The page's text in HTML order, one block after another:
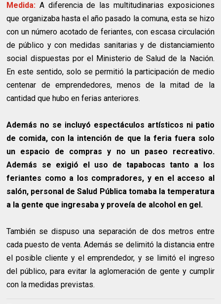
Medida:A diferencia de las multitudinarias exposiciones
que organizaba hasta el año pasado la comuna, esta se hizo
con un número acotado de feriantes, con escasa circulación
de público y con medidas sanitarias y de distanciamiento
social dispuestas por el Ministerio de Salud de la Nación.
En este sentido, solo se permitió la participación de medio
centenar de emprendedores, menos de la mitad de la
cantidad que hubo en ferias anteriores.
Además no se incluyó espectáculos artísticos ni patio
de comida, con la intención de que la feria fuera solo
un espacio de compras y no un paseo recreativo.
Además se exigió el uso de tapabocas tanto a los
feriantes como a los compradores, y en el acceso al
salón, personal de Salud Pública tomaba la temperatura
a la gente que ingresaba y proveía de alcohol en gel.
También se dispuso una separación de dos metros entre
cada puesto de venta. Además se delimitó la distancia entre
el posible cliente y el emprendedor, y se limitó el ingreso
del público, para evitar la aglomeración de gente y cumplir
con la medidas previstas.